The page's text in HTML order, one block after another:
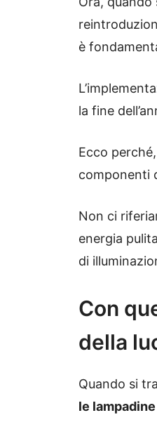
è
la fine
Ecco
componenti
Non ci
energia
di
Con
della
Quando si
le lampadine